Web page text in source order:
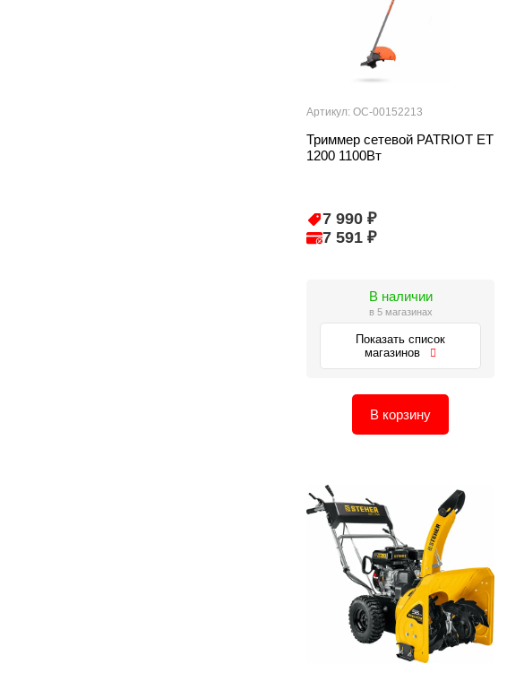
Артикул: ОС-00152213
Триммер сетевой PATRIOT ET
1200 1100Вт
7 990 ₽
7 591 ₽
В наличии
в 5 магазинах
Показать список
магазинов
В корзину